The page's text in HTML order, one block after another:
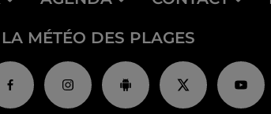
LA MÉTÉO DES PLAGES